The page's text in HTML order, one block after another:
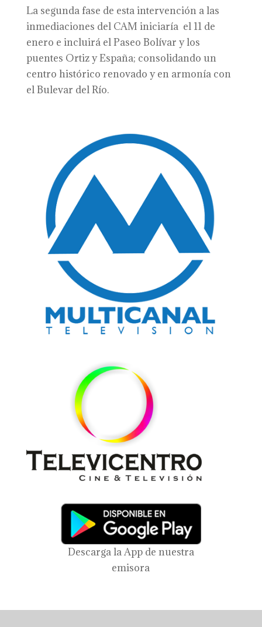
La segunda fase de esta intervención a las
inmediaciones del CAM iniciaría el 11 de
enero e incluirá el Paseo Bolívar y los
puentes Ortiz y España; consolidando un
centro histórico renovado y en armonía con
el Bulevar del Río.
Descarga la App de nuestra
emisora